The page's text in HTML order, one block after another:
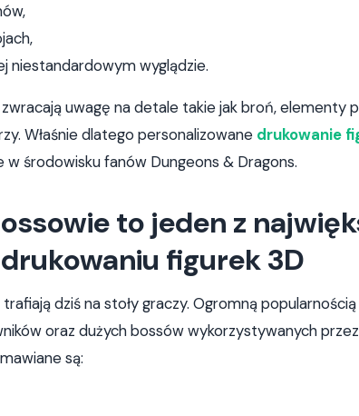
niestandardowym wyglądzie.
uwagę na detale takie jak broń, elementy
Właśnie dlatego personalizowane drukowanie
w środowisku fanów Dungeons & Dragons.
to jeden z
figurek 3D
dziś na stoły graczy. Ogromną popularnością
oraz dużych bossów wykorzystywanych
są: